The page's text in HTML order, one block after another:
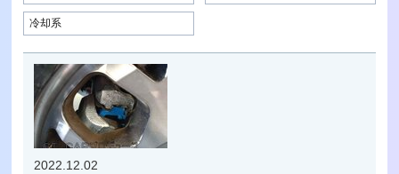
冷却系
2022.12.02